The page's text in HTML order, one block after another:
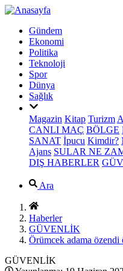
Gündem
Ekonomi
Politika
Teknoloji
Spor
Dünya
Sağlık
Magazin Kitap Turizm
CANLI MAÇ BÖLGE
SANAT İpucu Kimdir?
Ajans SULAR NE
DIŞ HABERLER
Ara
Haberler
GÜVENLİK
Örümcek adama özendi
GÜVENLİK